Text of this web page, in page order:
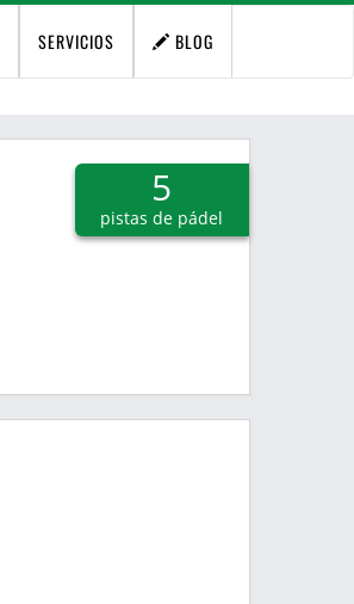
SERVICIOS BLOG
5
pistas de pádel